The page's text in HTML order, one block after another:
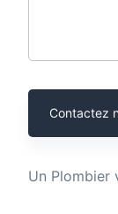
Contactez
Un Plombier